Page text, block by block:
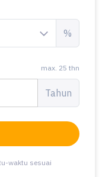
%
max. 25 thn
Tahun
waktu sesuai